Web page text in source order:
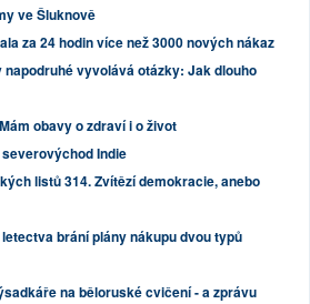
ve Šluknově
za 24 hodin více než 3000 nových nákaz
napodruhé vyvolává otázky: Jak dlouho
obavy o zdraví i o život
Indie
listů 314. Zvítězí demokracie, anebo
brání plány nákupu dvou typů
na běloruské cvičení - a zprávu